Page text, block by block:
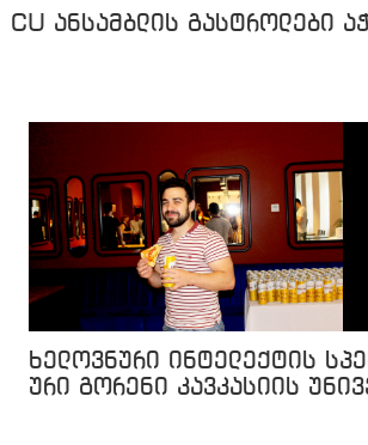
CU ანსამბლის გასტროლები
ხელოვნური ინტელექტის
ური გორენი კავკასიის